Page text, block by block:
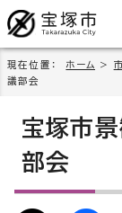
現在位置： ホーム >
議部会
宝塚市
部会